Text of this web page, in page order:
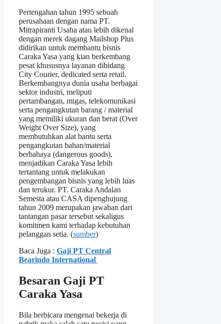
Pertengahan tahun 1995 sebuah
perusahaan dengan nama PT.
Mitrapiranti Usaha atau lebih dikenal
dengan merek dagang Mailshop Plus
didirikan untuk membantu bisnis
Caraka Yasa yang kian berkembang
pesat khususnya layanan dibidang
City Courier, dedicated serta retail.
Berkembangnya dunia usaha berbagai
sektor industri, meliputi
pertambangan, migas, telekomunikasi
serta pengangkutan barang / material
yang memiliki ukuran dan berat (Over
Weight Over Size), yang
membutuhkan alat bantu serta
pengangkutan bahan/material
berbahaya (dangerous goods),
menjadikan Caraka Yasa lebih
tertantang untuk melakukan
pengembangan bisnis yang lebih luas
dan terukur. PT. Caraka Andalan
Semesta atau CASA dipenghujung
tahun 2009 merupakan jawaban dari
tantangan pasar tersebut sekaligus
komitmen kami terhadap kebutuhan
pelanggan setia. (sumber)
Baca Juga : Gaji PT Central
Bearindo International
Besaran Gaji PT
Caraka Yasa
Bila berbicara mengenai bekerja di